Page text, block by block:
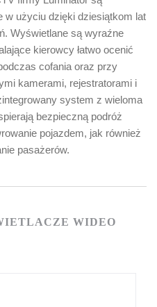
w użyciu dzięki dziesiątkom lat
Wyświetlane są wyraźne
kierowcy łatwo ocenić
cofania oraz przy
kamerami, rejestratorami i
system z wieloma
bezpieczną podróż
pojazdem, jak również
pasażerów.
WIDEO